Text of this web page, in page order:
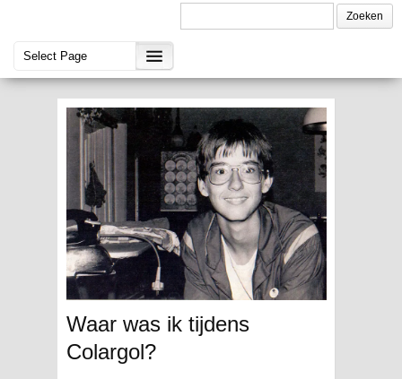
Waar was ik tijdens
Colargol?